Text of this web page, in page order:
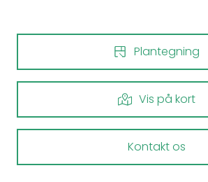
Plantegning
Vis på kort
Kontakt os